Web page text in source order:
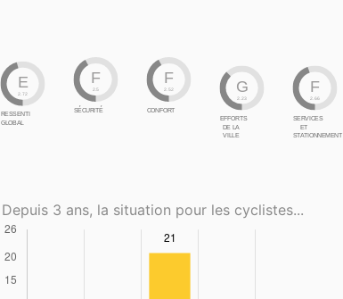
E
2.72
RESSENTI
GLOBAL
F
2.5
SÉCURITÉ
F
2.52
CONFORT
G
2.23
EFFORTS
DE LA
VILLE
F
2.66
SERVICES
ET
STATIONNEMENT
Depuis 3 ans, la situation pour les cyclistes...